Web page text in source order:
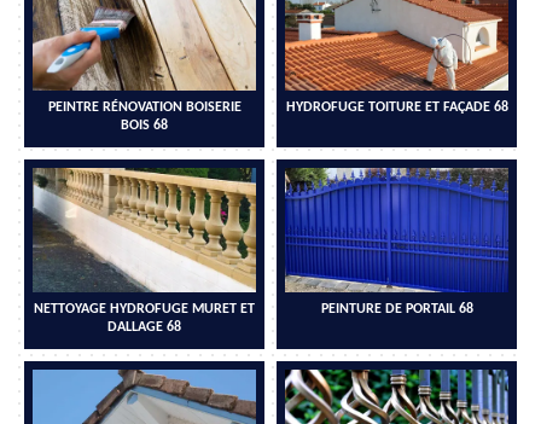
PEINTRE RÉNOVATION BOISERIE
BOIS 68
HYDROFUGE TOITURE ET FAÇADE 68
NETTOYAGE HYDROFUGE MURET ET
DALLAGE 68
PEINTURE DE PORTAIL 68